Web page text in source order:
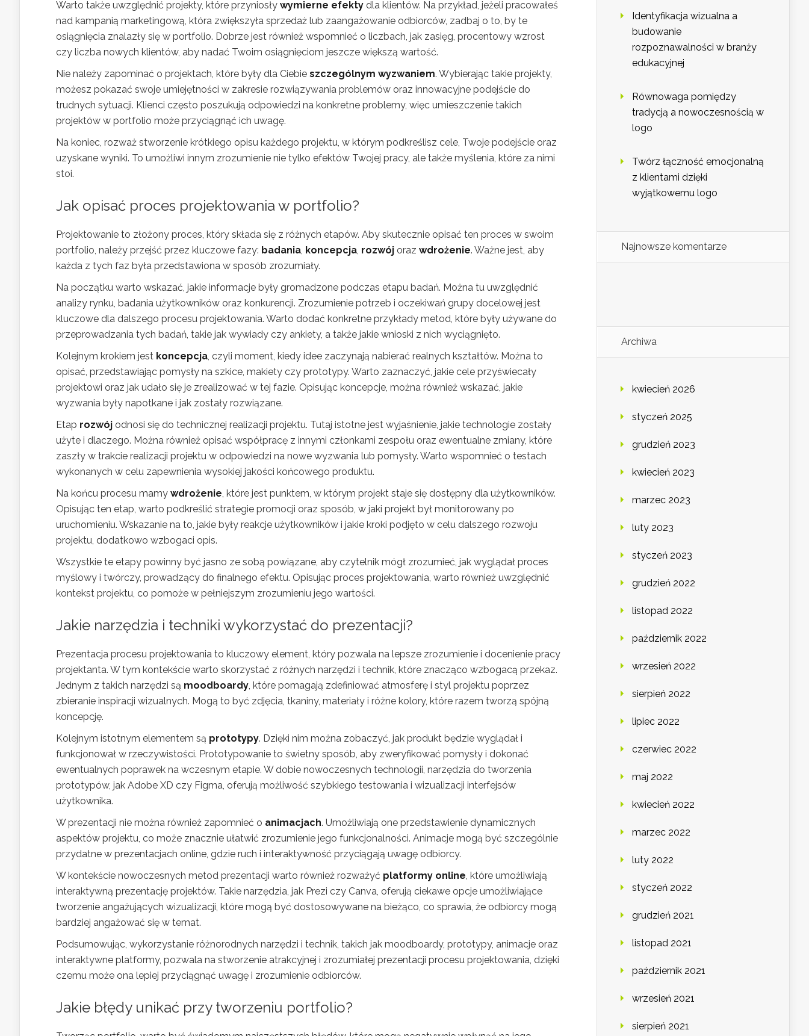
Warto także uwzględnić projekty, które przyniosły wymierne efekty dla klientów. Na przykład, jeżeli pracowałeś
nad kampanią marketingową, która zwiększyła sprzedaż lub zaangażowanie odbiorców, zadbaj o to, by te
osiągnięcia znalazły się w portfolio. Dobrze jest również wspomnieć o liczbach, jak zasięg, procentowy wzrost
czy liczba nowych klientów, aby nadać Twoim osiągnięciom jeszcze większą wartość.
Nie należy zapominać o projektach, które były dla Ciebie szczególnym wyzwaniem. Wybierając takie projekty,
możesz pokazać swoje umiejętności w zakresie rozwiązywania problemów oraz innowacyjne podejście do
trudnych sytuacji. Klienci często poszukują odpowiedzi na konkretne problemy, więc umieszczenie takich
projektów w portfolio może przyciągnąć ich uwagę.
Na koniec, rozważ stworzenie krótkiego opisu każdego projektu, w którym podkreślisz cele, Twoje podejście oraz
uzyskane wyniki. To umożliwi innym zrozumienie nie tylko efektów Twojej pracy, ale także myślenia, które za nimi
stoi.
Jak opisać proces projektowania w portfolio?
Projektowanie to złożony proces, który składa się z różnych etapów. Aby skutecznie opisać ten proces w swoim
portfolio, należy przejść przez kluczowe fazy: badania, koncepcja, rozwój oraz wdrożenie. Ważne jest, aby
każda z tych faz była przedstawiona w sposób zrozumiały.
Na początku warto wskazać, jakie informacje były gromadzone podczas etapu badań. Można tu uwzględnić
analizy rynku, badania użytkowników oraz konkurencji. Zrozumienie potrzeb i oczekiwań grupy docelowej jest
kluczowe dla dalszego procesu projektowania. Warto dodać konkretne przykłady metod, które były używane do
przeprowadzania tych badań, takie jak wywiady czy ankiety, a także jakie wnioski z nich wyciągnięto.
Kolejnym krokiem jest koncepcja, czyli moment, kiedy idee zaczynają nabierać realnych kształtów. Można to
opisać, przedstawiając pomysły na szkice, makiety czy prototypy. Warto zaznaczyć, jakie cele przyświecały
projektowi oraz jak udało się je zrealizować w tej fazie. Opisując koncepcje, można również wskazać, jakie
wyzwania były napotkane i jak zostały rozwiązane.
Etap rozwój odnosi się do technicznej realizacji projektu. Tutaj istotne jest wyjaśnienie, jakie technologie zostały
użyte i dlaczego. Można również opisać współpracę z innymi członkami zespołu oraz ewentualne zmiany, które
zaszły w trakcie realizacji projektu w odpowiedzi na nowe wyzwania lub pomysły. Warto wspomnieć o testach
wykonanych w celu zapewnienia wysokiej jakości końcowego produktu.
Na końcu procesu mamy wdrożenie, które jest punktem, w którym projekt staje się dostępny dla użytkowników.
Opisując ten etap, warto podkreślić strategie promocji oraz sposób, w jaki projekt był monitorowany po
uruchomieniu. Wskazanie na to, jakie były reakcje użytkowników i jakie kroki podjęto w celu dalszego rozwoju
projektu, dodatkowo wzbogaci opis.
Wszystkie te etapy powinny być jasno ze sobą powiązane, aby czytelnik mógł zrozumieć, jak wyglądał proces
myślowy i twórczy, prowadzący do finalnego efektu. Opisując proces projektowania, warto również uwzględnić
kontekst projektu, co pomoże w pełniejszym zrozumieniu jego wartości.
Jakie narzędzia i techniki wykorzystać do prezentacji?
Prezentacja procesu projektowania to kluczowy element, który pozwala na lepsze zrozumienie i docenienie pracy
projektanta. W tym kontekście warto skorzystać z różnych narzędzi i technik, które znacząco wzbogacą przekaz.
Jednym z takich narzędzi są moodboardy, które pomagają zdefiniować atmosferę i styl projektu poprzez
zbieranie inspiracji wizualnych. Mogą to być zdjęcia, tkaniny, materiały i różne kolory, które razem tworzą spójną
koncepcję.
Kolejnym istotnym elementem są prototypy. Dzięki nim można zobaczyć, jak produkt będzie wyglądał i
funkcjonował w rzeczywistości. Prototypowanie to świetny sposób, aby zweryfikować pomysły i dokonać
ewentualnych poprawek na wczesnym etapie. W dobie nowoczesnych technologii, narzędzia do tworzenia
prototypów, jak Adobe XD czy Figma, oferują możliwość szybkiego testowania i wizualizacji interfejsów
użytkownika.
W prezentacji nie można również zapomnieć o animacjach. Umożliwiają one przedstawienie dynamicznych
aspektów projektu, co może znacznie ułatwić zrozumienie jego funkcjonalności. Animacje mogą być szczególnie
przydatne w prezentacjach online, gdzie ruch i interaktywność przyciągają uwagę odbiorcy.
W kontekście nowoczesnych metod prezentacji warto również rozważyć platformy online, które umożliwiają
interaktywną prezentację projektów. Takie narzędzia, jak Prezi czy Canva, oferują ciekawe opcje umożliwiające
tworzenie angażujących wizualizacji, które mogą być dostosowywane na bieżąco, co sprawia, że odbiorcy mogą
bardziej angażować się w temat.
Podsumowując, wykorzystanie różnorodnych narzędzi i technik, takich jak moodboardy, prototypy, animacje oraz
interaktywne platformy, pozwala na stworzenie atrakcyjnej i zrozumiałej prezentacji procesu projektowania, dzięki
czemu może ona lepiej przyciągnąć uwagę i zrozumienie odbiorców.
Jakie błędy unikać przy tworzeniu portfolio?
Identyfikacja wizualna a
budowanie
rozpoznawalności w branży
edukacyjnej
Równowaga pomiędzy
tradycją a nowoczesnością w
logo
Twórz łączność emocjonalną
z klientami dzięki
wyjątkowemu logo
Najnowsze komentarze
Archiwa
kwiecień 2026
styczeń 2025
grudzień 2023
kwiecień 2023
marzec 2023
luty 2023
styczeń 2023
grudzień 2022
listopad 2022
październik 2022
wrzesień 2022
sierpień 2022
lipiec 2022
czerwiec 2022
maj 2022
kwiecień 2022
marzec 2022
luty 2022
styczeń 2022
grudzień 2021
listopad 2021
październik 2021
wrzesień 2021
sierpień 2021